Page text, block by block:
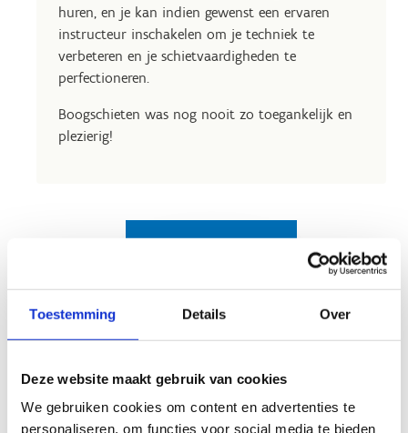
Toestemming Details Over
Deze website maakt gebruik van cookies
We gebruiken cookies om content en advertenties te
personaliseren, om functies voor social media te bieden
huren, en je kan indien gewenst een ervaren
instructeur inschakelen om je techniek te
verbeteren en je schietvaardigheden te
perfectioneren.
Boogschieten was nog nooit zo toegankelijk en
plezierig!